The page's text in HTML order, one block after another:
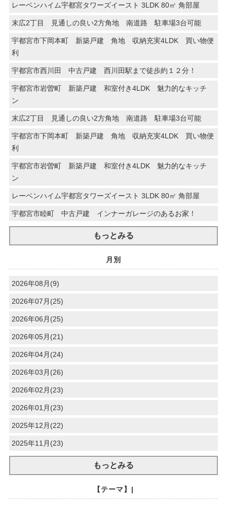
レーベンハイム宇都宮タワーズイースト 3LDK 80㎡ 角部屋
末広2丁目 見通しの良い2方角地 南道路 駐車場3台可能
宇都宮市下岡本町 新築戸建 角地 収納充実4LDK 買い物便
利
宇都宮市西川田 中古戸建 西川田駅まで徒歩約１２分！
宇都宮市岩曽町 新築戸建 和室付き4LDK 魅力的なキッチ
ン
末広2丁目 見通しの良い2方角地 南道路 駐車場3台可能
宇都宮市下岡本町 新築戸建 角地 収納充実4LDK 買い物便
利
宇都宮市岩曽町 新築戸建 和室付き4LDK 魅力的なキッチ
ン
レーベンハイム宇都宮タワーズイースト 3LDK 80㎡ 角部屋
宇都宮市睦町 中古戸建 インナーガレージのあるお家！
もっとみる
月別
2026年08月(9)
2026年07月(25)
2026年06月(25)
2026年05月(21)
2026年04月(24)
2026年03月(26)
2026年02月(23)
2026年01月(23)
2025年12月(22)
2025年11月(23)
もっとみる
【テーマ】|